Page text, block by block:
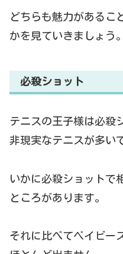
どちらも魅力があるこ
かを見ていきましょう。
必殺ショット
テニスの王子様は必殺
非現実なテニスが多い
いかに必殺ショットで
ところがあります。
それに比べてベイビー